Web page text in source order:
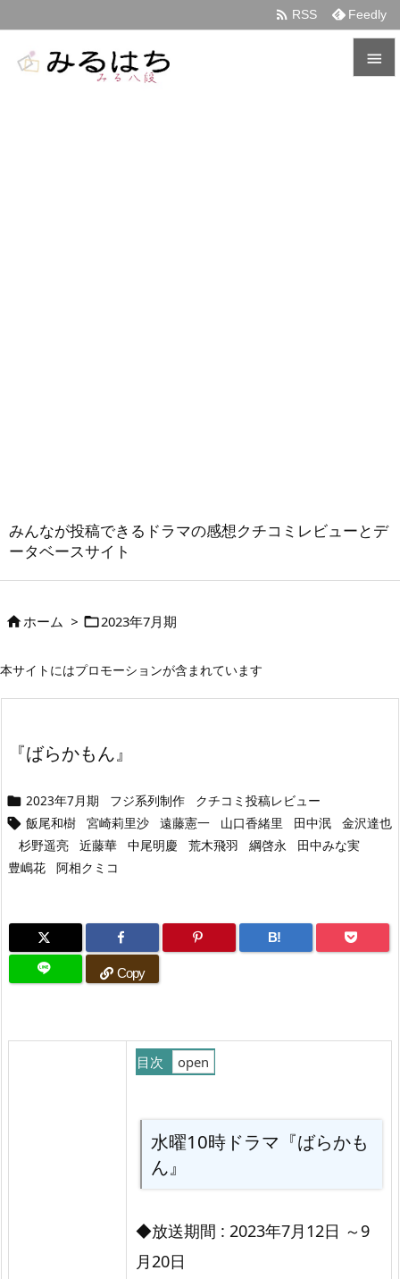
みんなが投稿できるドラマの感想クチコミレビューとデ
ータベースサイト

 RSS Feedly
ホーム > 2023年7月期
本サイトにはプロモーションが含まれています
『ばらかもん』
 2023年7月期 フジ系列制作 クチコミ投稿レビュー
 飯尾和樹 宮崎莉里沙 遠藤憲一 山口香緒里 田中泯
金沢達也
杉野遥亮
近藤華 中尾明慶 荒木飛羽 綱啓永
田中みな実
豊嶋花
阿相クミコ
B!
Copy
目次
水
曜
1
時
ド
水曜10時ドラマ『ばらかも
ん』
◆放送期間 : 2023年7月12日 ～9
月20日